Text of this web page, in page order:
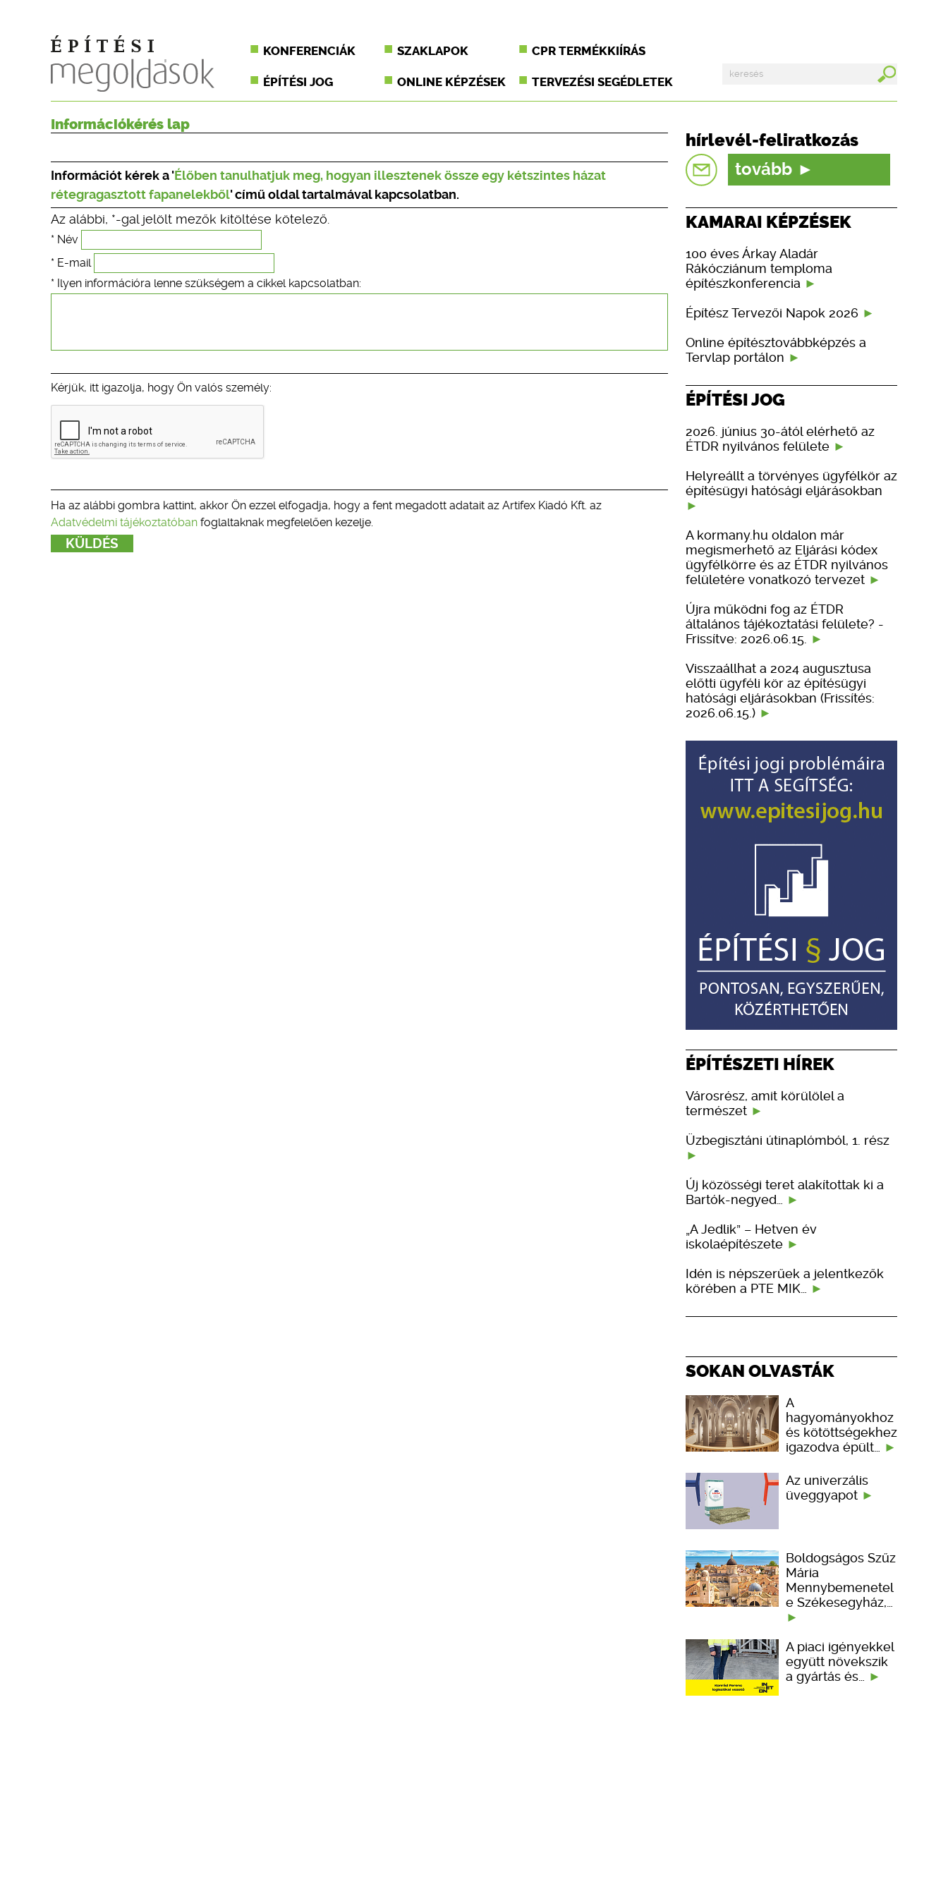
KONFERENCIÁK SZAKLAPOK CPR TERMÉKKIÍRÁS
ÉPÍTÉSI JOG ONLINE KÉPZÉSEK TERVEZÉSI SEGÉDLETEK
Információkérés lap
Információt kérek a 'Élőben tanulhatjuk meg, hogyan illesztenek össze egy kétszintes házat
rétegragasztott fapanelekből' című oldal tartalmával kapcsolatban.
Az alábbi, *-gal jelölt mezők kitöltése kötelező.
* Név
* E-mail
* Ilyen információra lenne szükségem a cikkel kapcsolatban:
Kérjük, itt igazolja, hogy Ön valós személy:
Ha az alábbi gombra kattint, akkor Ön ezzel elfogadja, hogy a fent megadott adatait az Artifex Kiadó Kft. az
Adatvédelmi tájékoztatóban foglaltaknak megfelelően kezelje.
hírlevél-feliratkozás
tovább
KAMARAI KÉPZÉSEK
100 éves Árkay Aladár
Rákócziánum temploma
építészkonferencia
Építész Tervezői Napok 2026
Online építésztovábbképzés a
Tervlap portálon
ÉPÍTÉSI JOG
2026. június 30-ától elérhető az
ÉTDR nyilvános felülete
Helyreállt a törvényes ügyfélkör az
építésügyi hatósági eljárásokban
A kormany.hu oldalon már
megismerhető az Eljárási kódex
ügyfélkörre és az ÉTDR nyilvános
felületére vonatkozó tervezet
Újra működni fog az ÉTDR
általános tájékoztatási felülete? -
Frissítve: 2026.06.15.
Visszaállhat a 2024 augusztusa
előtti ügyféli kör az építésügyi
hatósági eljárásokban (Frissítés:
2026.06.15.)
ÉPÍTÉSZETI HÍREK
Városrész, amit körülölel a
természet
Üzbegisztáni útinaplómból, 1. rész
Új közösségi teret alakítottak ki a
Bartók-negyed…
„A Jedlik” – Hetven év
iskolaépítészete
Idén is népszerűek a jelentkezők
körében a PTE MIK…
SOKAN OLVASTÁK
A
hagyományokhoz
és kötöttségekhez
igazodva épült…
Az univerzális
üveggyapot
Boldogságos Szűz
Mária
Mennybemenetel
e Székesegyház,…
A piaci igényekkel
együtt növekszik
a gyártás és…